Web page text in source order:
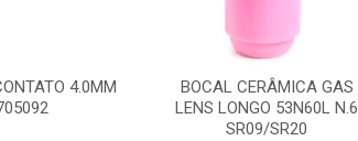
4.0MM
BOCAL CERÂMICA GAS
LENS LONGO 53N60L N.6
SR09/SR20